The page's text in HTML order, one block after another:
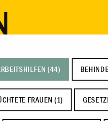
(44)
FRAUEN (1)